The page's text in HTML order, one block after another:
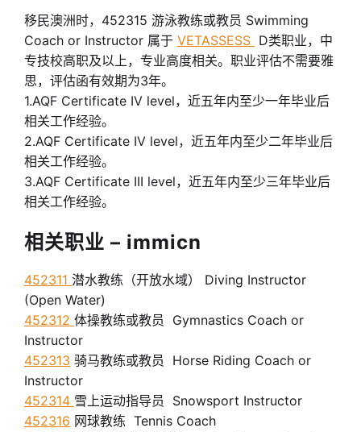
移民澳洲时，452315 游泳教练或教员 Swimming
Coach or Instructor 属于 VETASSESS D类职业，中
专技校高职及以上，专业高度相关。职业评估不需要雅
思，评估函有效期为3年。
1.AQF Certificate IV level，近五年内至少一年毕业后
相关工作经验。
2.AQF Certificate IV level，近五年内至少二年毕业后
相关工作经验。
3.AQF Certificate III level，近五年内至少三年毕业后
相关工作经验。
相关职业 – immicn
452311 潜水教练（开放水域） Diving Instructor
(Open Water)
452312 体操教练或教员 Gymnastics Coach or
Instructor
452313 骑马教练或教员 Horse Riding Coach or
Instructor
452314 雪上运动指导员 Snowsport Instructor
452316 网球教练 Tennis Coach